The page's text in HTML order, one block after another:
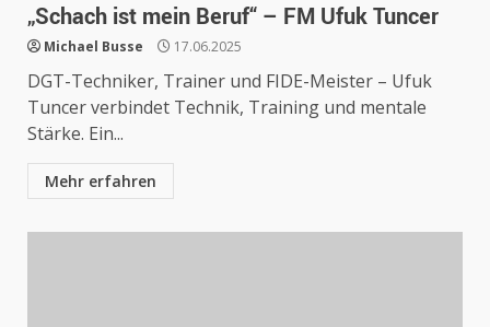
„Schach ist mein Beruf“ – FM Ufuk Tuncer
Michael Busse 17.06.2025
DGT-Techniker, Trainer und FIDE-Meister – Ufuk
Tuncer verbindet Technik, Training und mentale
Stärke. Ein...
Mehr erfahren